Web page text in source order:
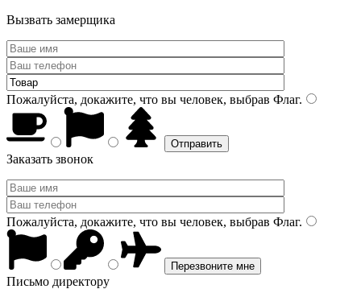
Вызвать замерщика
Пожалуйста, докажите, что вы человек, выбрав Флаг.
Заказать звонок
Пожалуйста, докажите, что вы человек, выбрав Флаг.
Письмо директору